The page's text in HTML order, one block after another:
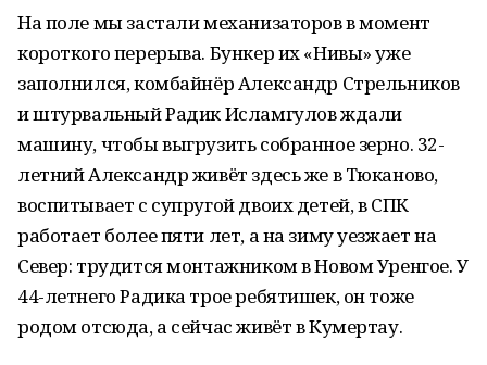
На поле мы застали механизаторов в момент
короткого перерыва. Бункер их «Нивы» уже
заполнился, комбайнёр Александр Стрельников
и штурвальный Радик Исламгулов ждали
машину, чтобы выгрузить собранное зерно. 32-
летний Александр живёт здесь же в Тюканово,
воспитывает с супругой двоих детей, в СПК
работает более пяти лет, а на зиму уезжает на
Север: трудится монтажником в Новом Уренгое. У
44-летнего Радика трое ребятишек, он тоже
родом отсюда, а сейчас живёт в Кумертау.